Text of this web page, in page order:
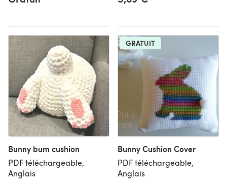
Bunny bum cushion
PDF téléchargeable,
Anglais
GRATUIT
Bunny Cushion Cover
PDF téléchargeable,
Anglais